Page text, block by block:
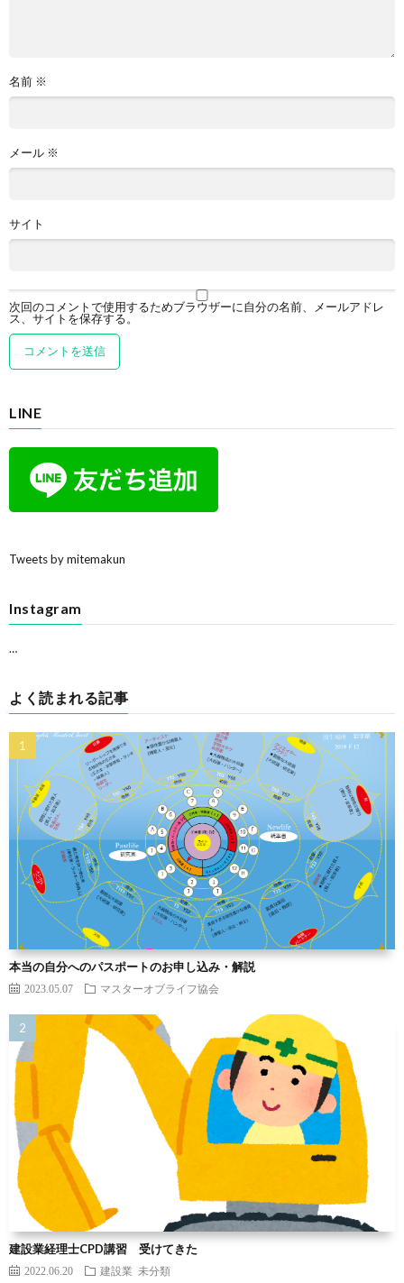
名前 ※
メール ※
サイト
次回のコメントで使用するためブラウザーに自分の名前、メールアドレ
ス、サイトを保存する。
LINE
Tweets by mitemakun
Instagram
…
よく読まれる記事
本当の自分へのパスポートのお申し込み・解説
2023.05.07 マスターオブライフ協会
建設業経理士CPD講習 受けてきた
2022.06.20 建設業 未分類